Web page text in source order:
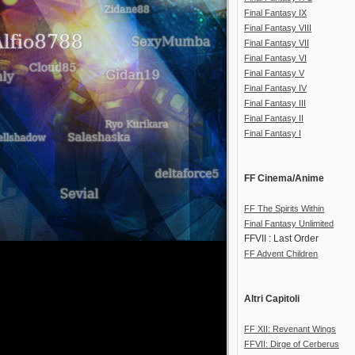
Final Fantasy IX
Final Fantasy VIII
Final Fantasy VII
Final Fantasy VI
Final Fantasy V
Final Fantasy IV
Final Fantasy III
Final Fantasy II
Final Fantasy I
FF Cinema/Anime
FF The Spirits Within
Final Fantasy Unlimited
FFVII : Last Order
FF Advent Children
Altri Capitoli
FF XII: Revenant Wings
FFVII: Dirge of Cerberus